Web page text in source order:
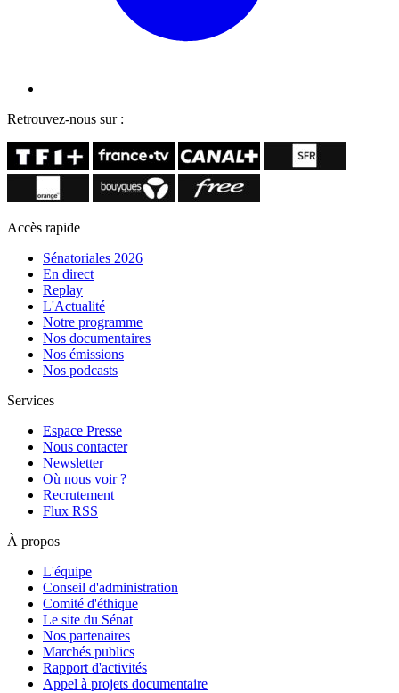
Retrouvez-nous sur :
Accès rapide
Sénatoriales 2026
En direct
Replay
L'Actualité
Notre programme
Nos documentaires
Nos émissions
Nos podcasts
Services
Espace Presse
Nous contacter
Newsletter
Où nous voir ?
Recrutement
Flux RSS
À propos
L'équipe
Conseil d'administration
Comité d'éthique
Le site du Sénat
Nos partenaires
Marchés publics
Rapport d'activités
Appel à projets documentaire